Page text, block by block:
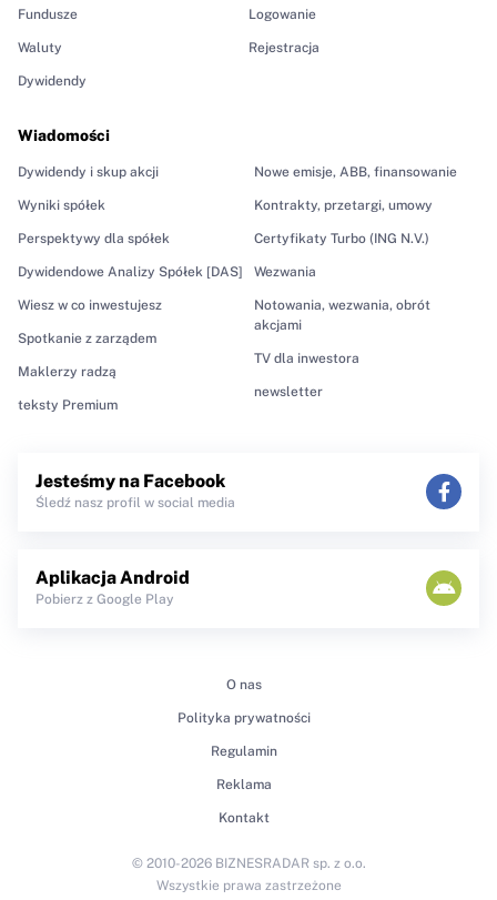
Fundusze
Waluty
Dywidendy
Wiadomości
Dywidendy i skup akcji
Wyniki spółek
Perspektywy dla spółek
Dywidendowe Analizy Spółek [DAS]
Wiesz w co inwestujesz
Spotkanie z zarządem
Maklerzy radzą
teksty Premium
Nowe emisje, ABB, finansowanie
Kontrakty, przetargi, umowy
Certyfikaty Turbo (ING N.V.)
Wezwania
Notowania, wezwania, obrót
akcjami
TV dla inwestora
newsletter
Logowanie
Rejestracja
Jesteśmy na Facebook
Śledź nasz profil w social media
Aplikacja Android
Pobierz z Google Play
O nas
Polityka prywatności
Regulamin
Reklama
Kontakt
© 2010-2026 BIZNESRADAR sp. z o.o.
Wszystkie prawa zastrzeżone